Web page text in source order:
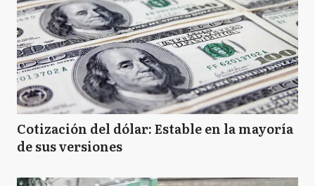
B Bolívar
B Bragado
B Brandsen
Cotización del dólar: Estable en la mayoría
de sus versiones